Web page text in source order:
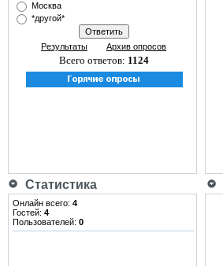
Москва
*другой*
Результаты Архив опросов
Всего ответов: 1124
Статистика
Онлайн всего: 4
Гостей: 4
Пользователей: 0